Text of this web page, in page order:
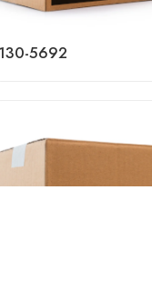
130-5692